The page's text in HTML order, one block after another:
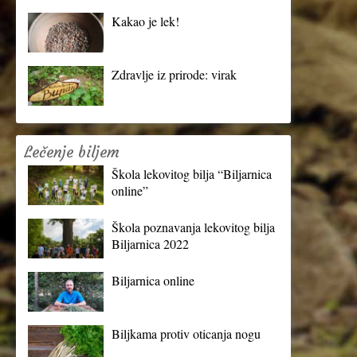
Kakao je lek!
Zdravlje iz prirode: virak
Lečenje biljem
Škola lekovitog bilja “Biljarnica
online”
Škola poznavanja lekovitog bilja
Biljarnica 2022
Biljarnica online
Biljkama protiv oticanja nogu